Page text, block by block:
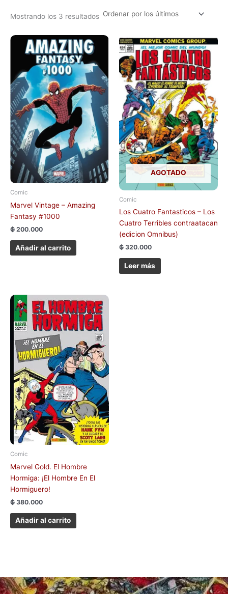
Mostrando los 3 resultados
Comic
Marvel Vintage – Amazing
Fantasy #1000
₲ 200.000
Añadir al carrito
AGOTADO
Comic
Los Cuatro Fantasticos – Los
Cuatro Terribles contraatacan
(edicion Omnibus)
₲ 320.000
Leer más
Comic
Marvel Gold. El Hombre
Hormiga: ¡El Hombre En El
Hormiguero!
₲ 380.000
Añadir al carrito